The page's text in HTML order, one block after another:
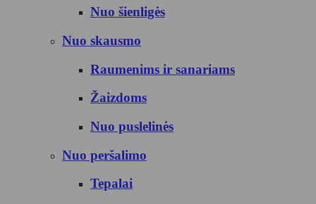
Nuo šienligės
Nuo skausmo
Raumenims ir sanariams
Žaizdoms
Nuo puslelinės
Nuo peršalimo
Tepalai